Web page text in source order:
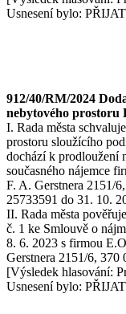
Usnesení bylo:
912/40/RM/2024
nebytového
I. Rada města
prostoru sloužícího
dochází k prodloužení
současného nájemce
F. A. Gerstnera 2151/
25733591 do 31. 10.
II. Rada města
č. 1 ke Smlouvě o
8. 6. 2023 s firmou
Gerstnera 2151/6, 370
[Výsledek hlasování:
Usnesení bylo: